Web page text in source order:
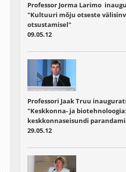
Professor Jorma Larimo
"Kultuuri mõju otseste
otsustamisel"
09.05.12
Professori Jaak Truu
"Keskkonna- ja
keskkonnaseisundi
29.05.12